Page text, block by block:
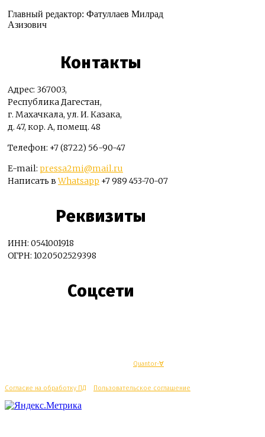
Главный редактор: Фатуллаев Милрад
Азизович
Контакты
Адрес: 367003,
Республика Дагестан,
г. Махачкала, ул. И. Казака,
д. 47, кор. А, помещ. 48
Телефон: +7 (8722) 56-90-47
E-mail: pressa2mi@mail.ru
Написать вWhatsapp +7 989 453-70-07
Реквизиты
ИНН: 0541001918
ОГРН: 1020502529398
Соцсети
Quantor-∀
Согласие на обработку ПД Пользовательское соглашение